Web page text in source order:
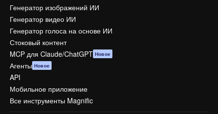
Генератор изображений ИИ
Генератор видео ИИ
Генератор голоса на основе ИИ
Стоковый контент
MCP для Claude/ChatGPT Новое
Агенты Новое
API
Мобильное приложение
Все инструменты Magnific